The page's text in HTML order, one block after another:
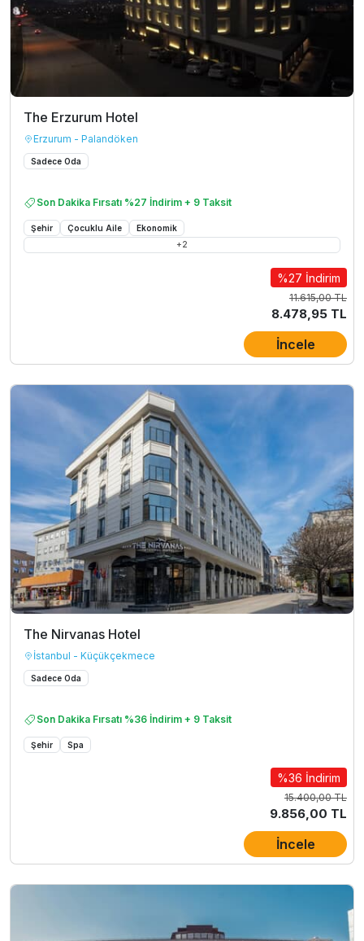
The Erzurum Hotel
Erzurum - Palandöken
Sadece Oda
Son Dakika Fırsatı %27 İndirim + 9 Taksit
Şehir Çocuklu Aile
Ekonomik
+2
%27 İndirim
11.615,00 TL
8.478,95 TL
İncele
The Nirvanas Hotel
İstanbul - Küçükçekmece
Sadece Oda
Son Dakika Fırsatı %36 İndirim + 9 Taksit
Şehir Spa
%36 İndirim
15.400,00 TL
9.856,00 TL
İncele